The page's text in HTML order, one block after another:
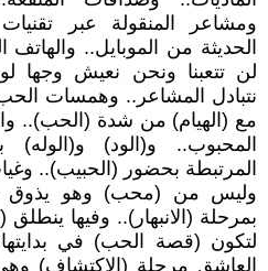
ومشاعر المنقولة عبر تقنيات
الحديثة من الموبايل.. والهاتف
لن تتعبنا ونحن نعيش وجها
نتبادل المشاعر.. وهمسات
مع (الهيام) من شدة (الحب)..
المحبوب.. و(الود)
المرتبطة بحضور (الحبيب)..
وليس من (محب) وهو يذوق
بمرحلة (الانبهار).. وفيها
لتكون (قصة الحب) في
العاشق مرحلة (الاكتشاف)